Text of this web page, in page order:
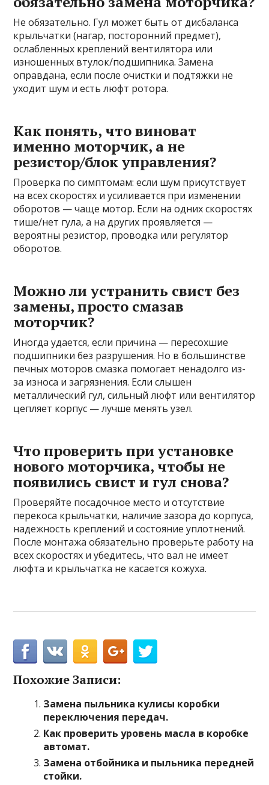
Не обязательно. Гул может быть от дисбаланса
крыльчатки (нагар, посторонний предмет),
ослабленных креплений вентилятора или
изношенных втулок/подшипника. Замена
оправдана, если после очистки и подтяжки не
уходит шум и есть люфт ротора.
Как понять, что виноват
именно моторчик, а не
резистор/блок управления?
Проверка по симптомам: если шум присутствует
на всех скоростях и усиливается при изменении
оборотов — чаще мотор. Если на одних скоростях
тише/нет гула, а на других проявляется —
вероятны резистор, проводка или регулятор
оборотов.
Можно ли устранить свист без
замены, просто смазав
моторчик?
Иногда удается, если причина — пересохшие
подшипники без разрушения. Но в большинстве
печных моторов смазка помогает ненадолго из-
за износа и загрязнения. Если слышен
металлический гул, сильный люфт или вентилятор
цепляет корпус — лучше менять узел.
Что проверить при установке
нового моторчика, чтобы не
появились свист и гул снова?
Проверяйте посадочное место и отсутствие
перекоса крыльчатки, наличие зазора до корпуса,
надежность креплений и состояние уплотнений.
После монтажа обязательно проверьте работу на
всех скоростях и убедитесь, что вал не имеет
люфта и крыльчатка не касается кожуха.
Похожие Записи:
Замена пыльника кулисы коробки
переключения передач.
Как проверить уровень масла в коробке
автомат.
Замена отбойника и пыльника передней
стойки.